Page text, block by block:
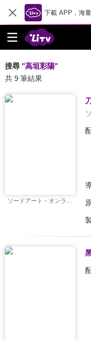
下載 APP，海
搜尋 "高垣彩陽"
共 9 筆結果
ソードアート・オンライン